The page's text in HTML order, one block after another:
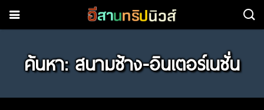
ค้นหา: สนามช้าง-อินเตอร์เนชั่น